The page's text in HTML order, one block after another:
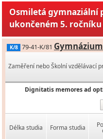
Osmiletá gymnaziální
ukončeném 5.
K/8 79-41-K/81 Gymnázium
Zaměření nebo Školní vzdělávací
Dignitatis memores ad
Délka studia Forma studia